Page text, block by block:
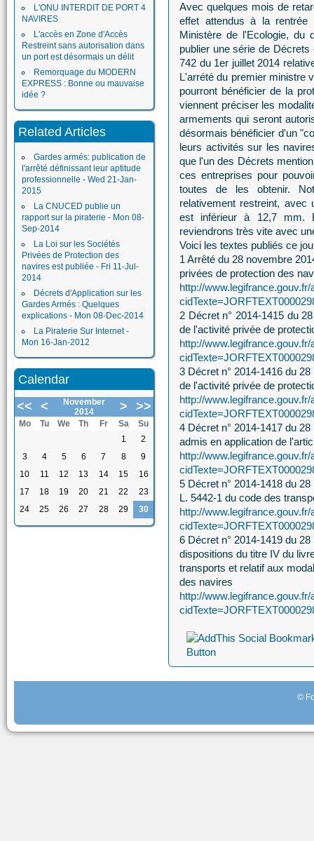
L'ONU INTERDIT DE PORT 4
NAVIRES
L'accès en Zone d'Accès
Restreint sans autorisation dans
un port est désormais un délit
Remorquage du MODERN
EXPRESS : Bonne ou mauvaise
idée ?
Related Articles
Gardes armés: publication de
l'arrêté définissant leur aptitude
professionnelle - Wed 21-Jan-
2015
La CNUCED publie un
rapport sur la piraterie - Mon 08-
Sep-2014
La Loi sur les Sociétés
Privées de Protection des
navires est publiée - Fri 11-Jul-
2014
Décrets d'Application sur les
Gardes Armés : Quelques
explications - Mon 08-Dec-2014
La Piraterie Sur Internet -
Mon 16-Jan-2012
Calendar
<<
<
November
2014
> >>
Mo Tu We Th Fr Sa
Su
1
2
3
4 5 6 7 8
9
10
11 12 13 14 15
16
17
18 19 20 21 22
23
24
25 26 27 28 29 30
Avec quelques mois de
effet attendus à la
Ministère de l'Ecologie, du
publier une série de
742 du 1er juillet 2014
L'arrété du premier ministre
pourront bénéficier de la
viennent préciser les
armements qui seront
désormais bénéficier d'un
leurs activités sur les
que l'un des Décrets
ces entreprises pour
toutes de les obtenir.
relativement restreint, avec
est inférieur à 12,7 mm.
reviendrons très vite avec
Voici les textes publiés ce
1 Arrêté du 28 novembre
privées de protection des
http://www.legifrance.gouv.fr/
2 Décret n° 2014-1415 du
de l'activité privée de
http://www.legifrance.gouv.fr/
3 Décret n° 2014-1416 du
de l'activité privée de
http://www.legifrance.gouv.fr/
4 Décret n° 2014-1417 du
admis en application de
http://www.legifrance.gouv.fr/
5 Décret n° 2014-1418 du
L. 5442-1 du code des
http://www.legifrance.gouv.fr/
6 Décret n° 2014-1419 du
dispositions du titre IV du
transports et relatif aux
des navires
http://www.legifrance.gouv.fr/
©